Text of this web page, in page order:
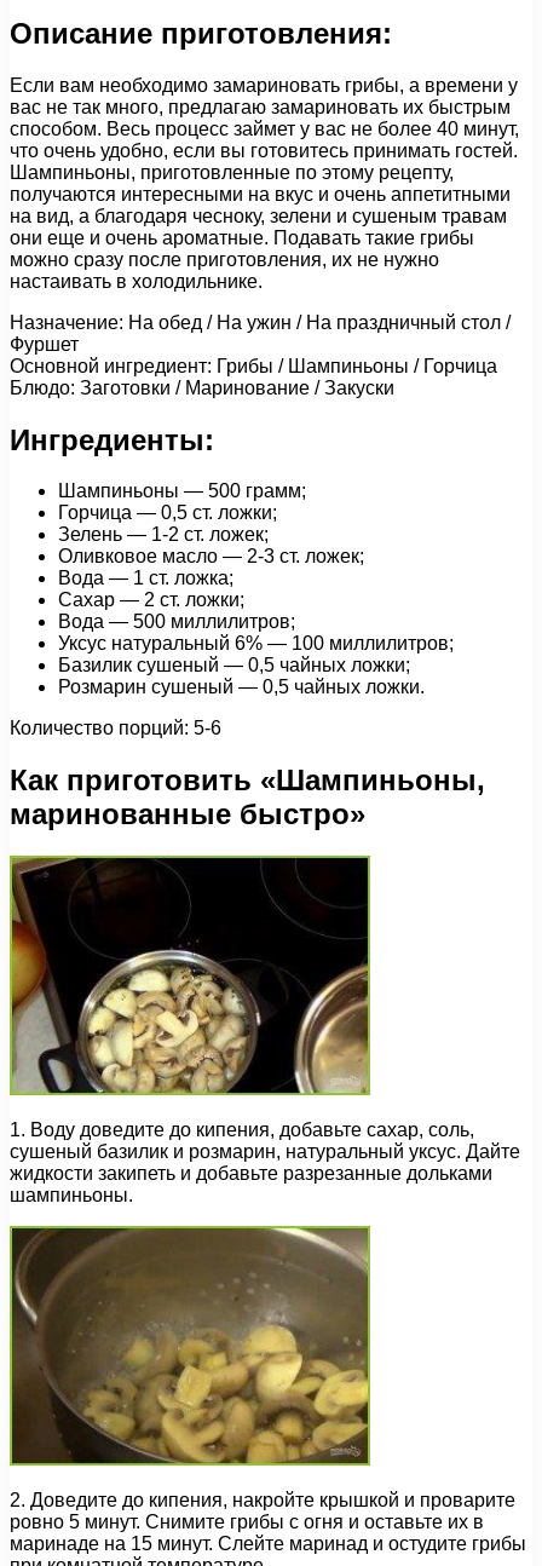
Описание приготовления:
Если вам необходимо замариновать грибы, а времени у
вас не так много, предлагаю замариновать их быстрым
способом. Весь процесс займет у вас не более 40 минут,
что очень удобно, если вы готовитесь принимать гостей.
Шампиньоны, приготовленные по этому рецепту,
получаются интересными на вкус и очень аппетитными
на вид, а благодаря чесноку, зелени и сушеным травам
они еще и очень ароматные. Подавать такие грибы
можно сразу после приготовления, их не нужно
настаивать в холодильнике.
Назначение: На обед / На ужин / На праздничный стол /
Фуршет
Основной ингредиент: Грибы / Шампиньоны / Горчица
Блюдо: Заготовки / Маринование / Закуски
Ингредиенты:
Шампиньоны — 500 грамм;
Горчица — 0,5 ст. ложки;
Зелень — 1-2 ст. ложек;
Оливковое масло — 2-3 ст. ложек;
Вода — 1 ст. ложка;
Сахар — 2 ст. ложки;
Вода — 500 миллилитров;
Уксус натуральный 6% — 100 миллилитров;
Базилик сушеный — 0,5 чайных ложки;
Розмарин сушеный — 0,5 чайных ложки.
Количество порций: 5-6
Как приготовить «Шампиньоны,
маринованные быстро»
1. Воду доведите до кипения, добавьте сахар, соль,
сушеный базилик и розмарин, натуральный уксус. Дайте
жидкости закипеть и добавьте разрезанные дольками
шампиньоны.
2. Доведите до кипения, накройте крышкой и проварите
ровно 5 минут. Снимите грибы с огня и оставьте их в
маринаде на 15 минут. Слейте маринад и остудите грибы